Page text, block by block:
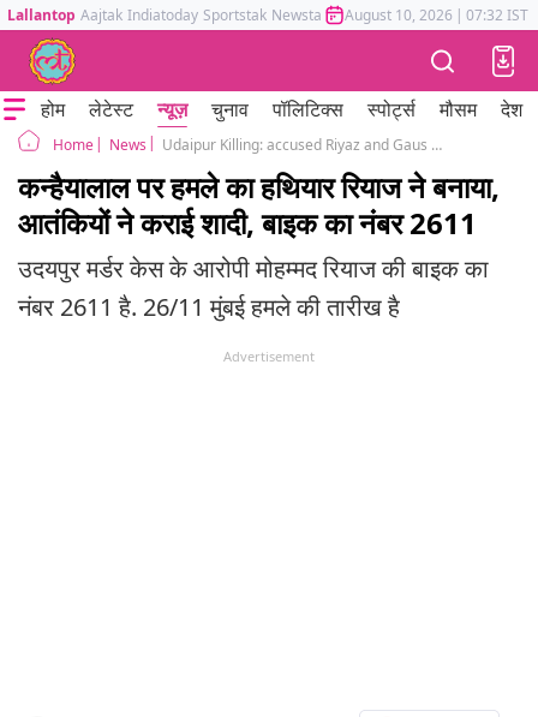
Lallantop Aajtak Indiatoday Sportstak Newstak Mumbai Tak Astrotak
August 10, 2026 | 07:32 IST
होम लेटेस्ट न्यूज़ चुनाव पॉलिटिक्स स्पोर्ट्स मौसम देश
Home News Udaipur Killing: accused Riyaz and Gaus himself made the weapon of attack on Kanhaiyalal, the terrorists got married, bike number 2611
कन्हैयालाल पर हमले का हथियार रियाज ने बनाया,
आतंकियों ने कराई शादी, बाइक का नंबर 2611
उदयपुर मर्डर केस के आरोपी मोहम्मद रियाज की बाइक का
नंबर 2611 है. 26/11 मुंबई हमले की तारीख है
Advertisement